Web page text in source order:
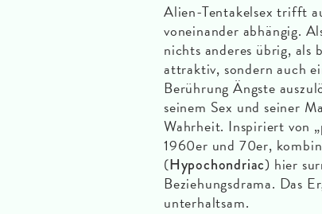
Alien-Tentakelsex trifft
voneinander abhängig.
nichts anderes übrig, als
attraktiv, sondern auch
Berührung Ängste
seinem Sex und seiner
Wahrheit. Inspiriert von
1960er und 70er,
(Hypochondriac) hier
Beziehungsdrama. Das
unterhaltsam.